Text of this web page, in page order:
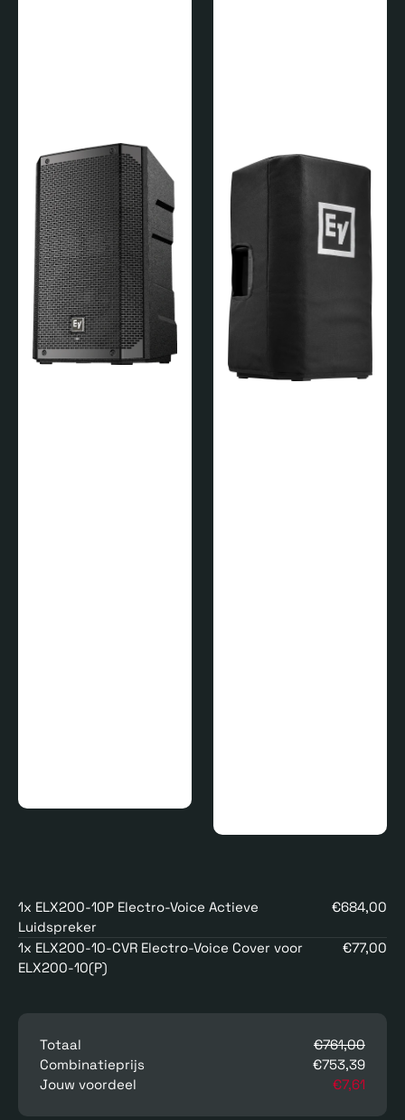
1x ELX200-10P Electro-Voice Actieve
Luidspreker
€684,00
1x ELX200-10-CVR Electro-Voice Cover voor
ELX200-10(P)
€77,00
Totaal
€761,00
Combinatieprijs
€753,39
Jouw voordeel
€7,61